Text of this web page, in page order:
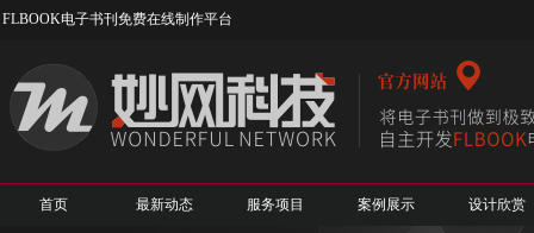
FLBOOK电子书刊免费在线制作平台
首页 最新动态 服务项目 案例展示 设计欣赏